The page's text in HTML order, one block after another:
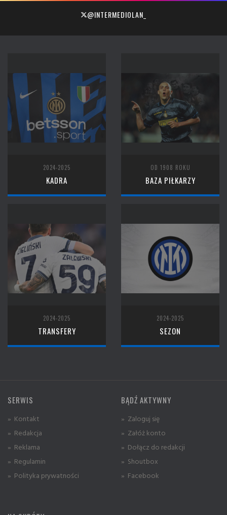
@INTERMEDIOLAN_
2024-2025
KADRA
OD 1908 ROKU
BAZA PIŁKARZY
2024-2025
TRANSFERY
2024-2025
SEZON
SERWIS
» Kontakt
» Redakcja
» Reklama
» Regulamin
» Polityka prywatności
BĄDŹ AKTYWNY
» Zaloguj się
» Załóż konto
» Dołącz do redakcji
» Shoutbox
» Facebook